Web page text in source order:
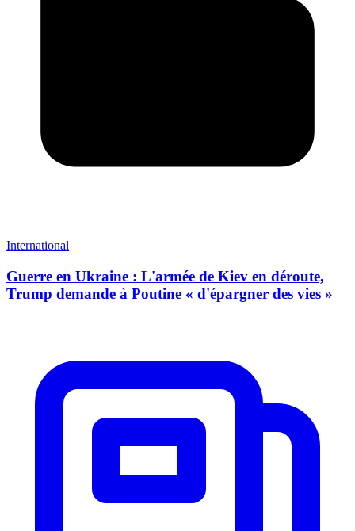
International
Guerre en Ukraine : L'armée de Kiev en déroute,
Trump demande à Poutine « d'épargner des vies »